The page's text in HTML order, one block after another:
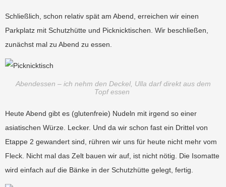
Schließlich, schon relativ spät am Abend, erreichen wir einen
Parkplatz mit Schutzhütte und Picknicktischen. Wir beschließen,
zunächst mal zu Abend zu essen.
Abendessen – ich nehm den Deckel, Ulla darf direkt aus dem
Topf essen
Heute Abend gibt es (glutenfreie) Nudeln mit irgend so einer
asiatischen Würze. Lecker. Und da wir schon fast ein Drittel von
Etappe 2 gewandert sind, rühren wir uns für heute nicht mehr vom
Fleck. Nicht mal das Zelt bauen wir auf, ist nicht nötig. Die Isomatte
wird einfach auf die Bänke in der Schutzhütte gelegt, fertig.